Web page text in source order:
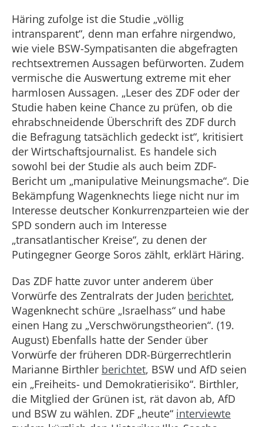
Häring zufolge ist die Studie „völlig
intransparent“, denn man erfahre nirgendwo,
wie viele BSW-Sympatisanten die abgefragten
rechtsextremen Aussagen befürworten. Zudem
vermische die Auswertung extreme mit eher
harmlosen Aussagen. „Leser des ZDF oder der
Studie haben keine Chance zu prüfen, ob die
ehrabschneidende Überschrift des ZDF durch
die Befragung tatsächlich gedeckt ist“, kritisiert
der Wirtschaftsjournalist. Es handele sich
sowohl bei der Studie als auch beim ZDF-
Bericht um „manipulative Meinungsmache“. Die
Bekämpfung Wagenknechts liege nicht nur im
Interesse deutscher Konkurrenzparteien wie der
SPD sondern auch im Interesse
„transatlantischer Kreise“, zu denen der
Putingegner George Soros zählt, erklärt Häring.
Das ZDF hatte zuvor unter anderem über
Vorwürfe des Zentralrats der Juden berichtet,
Wagenknecht schüre „Israelhass“ und habe
einen Hang zu „Verschwörungstheorien“. (19.
August) Ebenfalls hatte der Sender über
Vorwürfe der früheren DDR-Bürgerrechtlerin
Marianne Birthler berichtet, BSW und AfD seien
ein „Freiheits- und Demokratierisiko“. Birthler,
die Mitglied der Grünen ist, rät davon ab, AfD
und BSW zu wählen. ZDF „heute“ interviewte